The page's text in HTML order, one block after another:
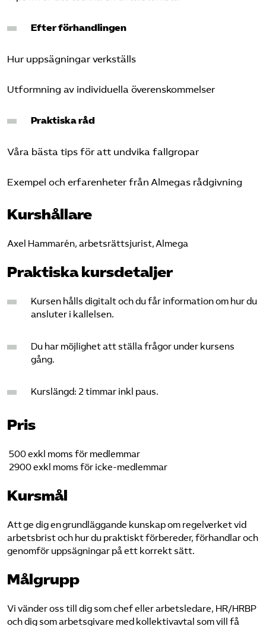
Efter förhandlingen
Hur uppsägningar verkställs
Utformning av individuella överenskommelser
Praktiska råd
Våra bästa tips för att undvika fallgropar
Exempel och erfarenheter från Almegas rådgivning
Kurshållare
Axel Hammarén, arbetsrättsjurist, Almega
Praktiska kursdetaljer
Kursen hålls digitalt och du får information om hur du
ansluter i kallelsen.
Du har möjlighet att ställa frågor under kursens
gång.
Kurslängd: 2 timmar inkl paus.
Pris
500 exkl moms för medlemmar
2900 exkl moms för icke-medlemmar
Kursmål
Att ge dig en grundläggande kunskap om regelverket vid
arbetsbrist och hur du praktiskt förbereder, förhandlar och
genomför uppsägningar på ett korrekt sätt.
Målgrupp
Vi vänder oss till dig som chef eller arbetsledare, HR/HRBP
och dig som arbetsgivare med kollektivavtal som vill få